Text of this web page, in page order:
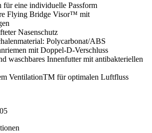
für eine individuelle Passform
Flying Bridge Visor™ mit
Nasenschutz
Polycarbonat/ABS
mit Doppel-D-Verschluss
waschbares Innenfutter mit antibakteriellen
VentilationTM für optimalen Luftfluss